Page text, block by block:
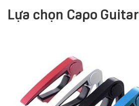
Lựa chọn Capo Guitar